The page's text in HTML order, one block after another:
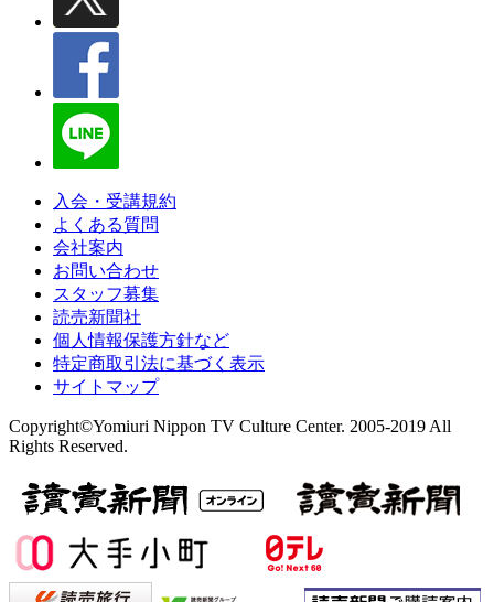
入会・受講規約
よくある質問
会社案内
お問い合わせ
スタッフ募集
読売新聞社
個人情報保護方針など
特定商取引法に基づく表示
サイトマップ
Copyright©Yomiuri Nippon TV Culture Center. 2005-2019 All
Rights Reserved.